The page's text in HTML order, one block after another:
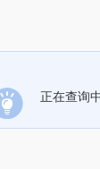
正在查询